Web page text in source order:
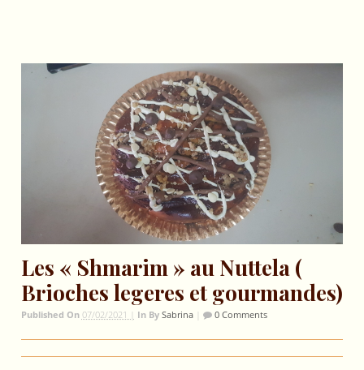
Les « Shmarim » au Nuttela (
Brioches legeres et gourmandes)
Published On 07/02/2021 | In By Sabrina| 0 Comments